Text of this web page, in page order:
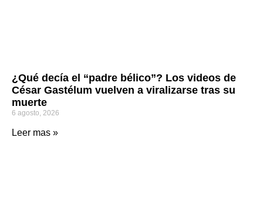
¿Qué decía el “padre bélico”? Los videos de
César Gastélum vuelven a viralizarse tras su
muerte
6 agosto, 2026
Leer mas »